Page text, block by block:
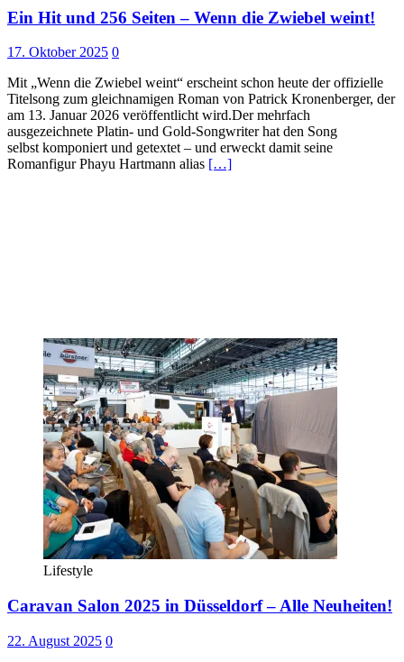
Ein Hit und 256 Seiten – Wenn die Zwiebel weint!
17. Oktober 2025 0
Mit „Wenn die Zwiebel weint“ erscheint schon heute der offizielle
Titelsong zum gleichnamigen Roman von Patrick Kronenberger, der
am 13. Januar 2026 veröffentlicht wird.Der mehrfach
ausgezeichnete Platin- und Gold-Songwriter hat den Song
selbst komponiert und getextet – und erweckt damit seine
Romanfigur Phayu Hartmann alias […]
Lifestyle
Caravan Salon 2025 in Düsseldorf – Alle Neuheiten!
22. August 2025 0